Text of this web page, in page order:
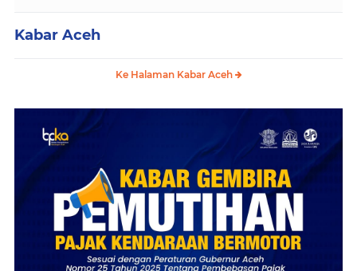
Kabar Aceh
Ke Halaman Kabar Aceh